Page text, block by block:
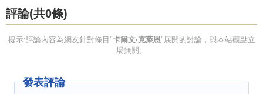
裝都顯得非常完美。因為體現了十足的紐約生活方式，
Calvin Klein的服裝成為了新一代職業婦女品牌選擇中的最
愛。
師。其產品範圍除了高檔次、高品位的經典之作外，克萊恩
評論(共0條)
提示:評論內容為網友針對條目"卡爾文·克萊恩"展開的討論，與本站觀點立
場無關。
發表評論